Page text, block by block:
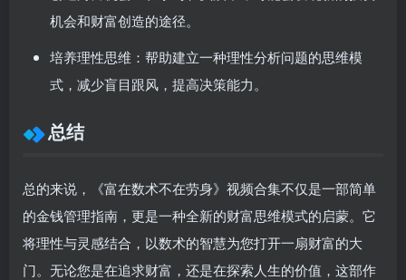
机会和财富创造的途径。
培养理性思维： 帮助建立一种理性分析问题的思维模
式，减少盲目跟风，提高决策能力。
总结
总的来说，《富在数术不在劳身》视频合集不仅是一部简单
的金钱管理指南，更是一种全新的财富思维模式的启蒙。它
将理性与灵感结合，以数术的智慧为您打开一扇财富的大
门。无论您是在追求财富，还是在探索人生的价值，这部作